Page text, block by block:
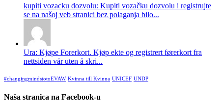
kupiti vozacku dozvolu: Kupiti vozačku dozvolu i registrujte
se na našoj veb stranici bez polaganja bilo...
Ura: Kjøpe Forerkort. Kjøp ekte og registrert førerkort fra
nettsiden vår uten å skri...
#changingmindstotoEVAW Kvinna till Kvinna UNICEF UNDP
Naša stranica na Facebook-u